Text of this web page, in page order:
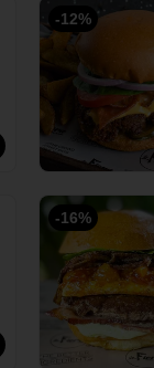
-12%
-16%